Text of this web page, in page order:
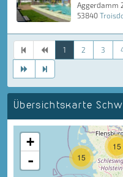
Aggerdamm
53840
1 2 3
Übersichtskarte
15
15
+
-